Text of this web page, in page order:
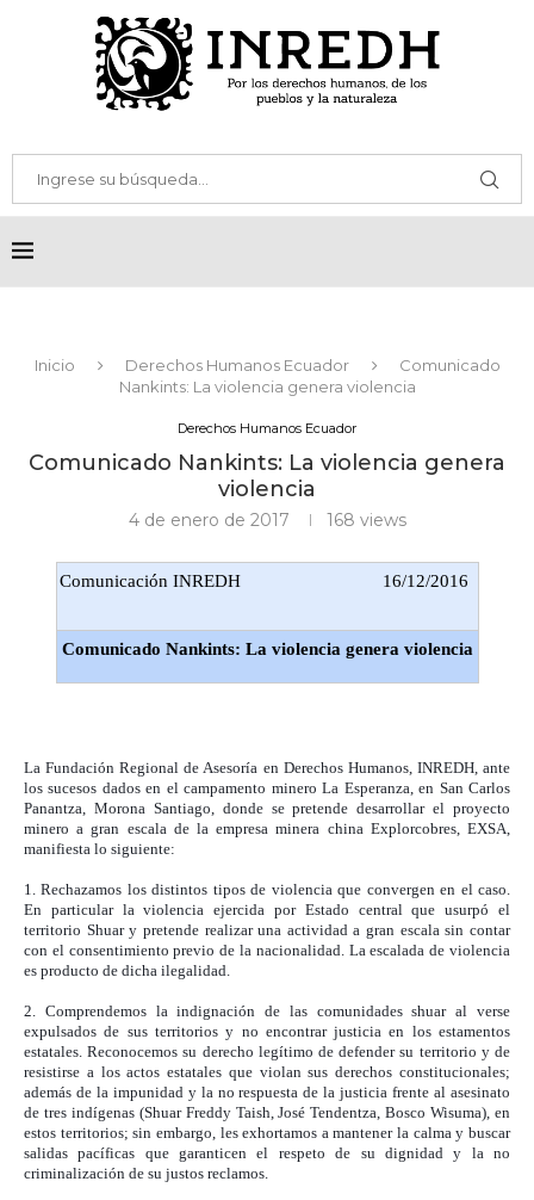
Inicio Derechos Humanos Ecuador
Comunicado
Nankints: La violencia genera violencia
Derechos Humanos Ecuador
Comunicado Nankints: La violencia genera
violencia
4 de enero de 2017 168 views
Comunicación INREDH 16/12/2016
Comunicado Nankints: La violencia genera violencia
La Fundación Regional de Asesoría en Derechos Humanos, INREDH, ante
los sucesos dados en el campamento minero La Esperanza, en San Carlos
Panantza, Morona Santiago, donde se pretende desarrollar el proyecto
minero a gran escala de la empresa minera china Explorcobres, EXSA,
manifiesta lo siguiente:
1. Rechazamos los distintos tipos de violencia que convergen en el caso.
En particular la violencia ejercida por Estado central que usurpó el
territorio Shuar y pretende realizar una actividad a gran escala sin contar
con el consentimiento previo de la nacionalidad. La escalada de violencia
es producto de dicha ilegalidad.
2. Comprendemos la indignación de las comunidades shuar al verse
expulsados de sus territorios y no encontrar justicia en los estamentos
estatales. Reconocemos su derecho legítimo de defender su territorio y de
resistirse a los actos estatales que violan sus derechos constitucionales;
además de la impunidad y la no respuesta de la justicia frente al asesinato
de tres indígenas (Shuar Freddy Taish, José Tendentza, Bosco Wisuma), en
estos territorios; sin embargo, les exhortamos a mantener la calma y buscar
salidas pacíficas que garanticen el respeto de su dignidad y la no
criminalización de su justos reclamos.